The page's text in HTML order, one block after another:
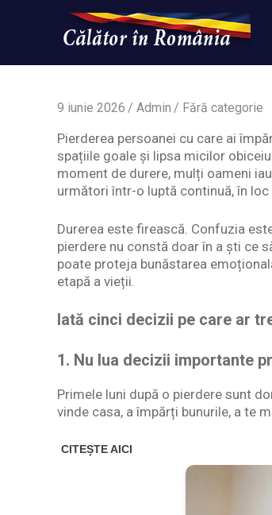
Calatorinromania
WordPress
9 iunie 2026 Admin Fără categorie
Pierderea persoanei cu care ai
spațiile goale și lipsa micilor
moment de durere, mulți oameni
următori într-o luptă continuă, în
Durerea este firească. Confuzia
pierdere nu constă doar în a ști ce
poate proteja bunăstarea
etapă a vieții.
Iată cinci decizii pe care ar
1. Nu lua decizii importante
Primele luni după o pierdere sunt
vinde casa, a împărți bunurile, a te